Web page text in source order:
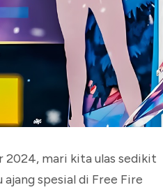
2024, mari kita ulas sedikit
spesial di Free Fire